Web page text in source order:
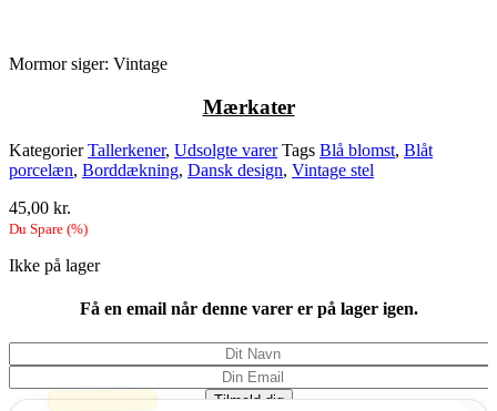
Mormor siger: Vintage
Mærkater
Kategorier Tallerkener, Udsolgte varer Tags Blå blomst, Blåt
porcelæn, Borddækning, Dansk design, Vintage stel
45,00 kr.
Du Spare (%)
Ikke på lager
Få en email når denne varer er på lager igen.
Tilmeld dig